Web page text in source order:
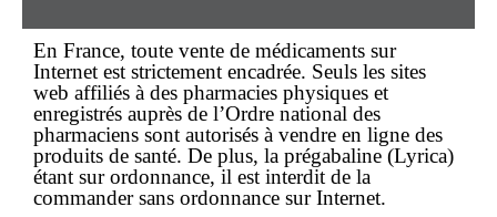
En France, toute vente de médicaments sur
Internet est strictement encadrée. Seuls les sites
web affiliés à des pharmacies physiques et
enregistrés auprès de l’Ordre national des
pharmaciens sont autorisés à vendre en ligne des
produits de santé. De plus, la prégabaline (Lyrica)
étant sur ordonnance, il est interdit de la
commander sans ordonnance sur Internet.